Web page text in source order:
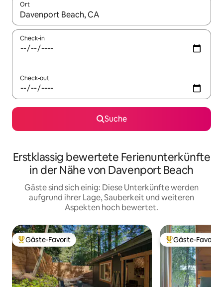
Ort
Wenn Ergebnisse verfügbar sind, navigiere mit den
Check-in
Check-out
Suche
Erstklassig bewertete Ferienunterkünfte
in der Nähe von Davenport Beach
Gäste sind sich einig: Diese Unterkünfte werden
aufgrund ihrer Lage, Sauberkeit und weiteren
Aspekten hoch bewertet.
Beliebter Gäste-Favorit.
Gäste-Favorit Beliebter Gäste-
Gäste-Favorit